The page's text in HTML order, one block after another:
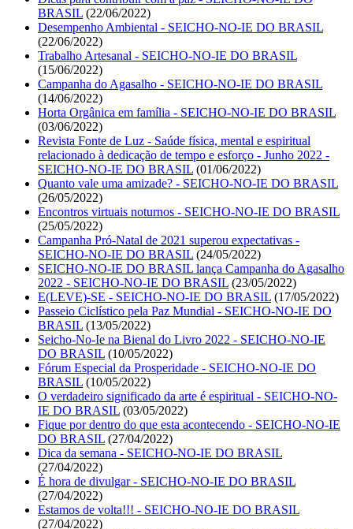
BRASIL (22/06/2022)
Desempenho Ambiental - SEICHO-NO-IE DO BRASIL
(22/06/2022)
Trabalho Artesanal - SEICHO-NO-IE DO BRASIL
(15/06/2022)
Campanha do Agasalho - SEICHO-NO-IE DO BRASIL
(14/06/2022)
Horta Orgânica em família - SEICHO-NO-IE DO BRASIL
(03/06/2022)
Revista Fonte de Luz - Saúde física, mental e espiritual
relacionado à dedicação de tempo e esforço - Junho 2022 -
SEICHO-NO-IE DO BRASIL (01/06/2022)
Quanto vale uma amizade? - SEICHO-NO-IE DO BRASIL
(26/05/2022)
Encontros virtuais noturnos - SEICHO-NO-IE DO BRASIL
(25/05/2022)
Campanha Pró-Natal de 2021 superou expectativas -
SEICHO-NO-IE DO BRASIL (24/05/2022)
SEICHO-NO-IE DO BRASIL lança Campanha do Agasalho
2022 - SEICHO-NO-IE DO BRASIL (23/05/2022)
E(LEVE)-SE - SEICHO-NO-IE DO BRASIL (17/05/2022)
Passeio Ciclístico pela Paz Mundial - SEICHO-NO-IE DO
BRASIL (13/05/2022)
Seicho-No-Ie na Bienal do Livro 2022 - SEICHO-NO-IE
DO BRASIL (10/05/2022)
Fórum Especial da Prosperidade - SEICHO-NO-IE DO
BRASIL (10/05/2022)
O verdadeiro significado da arte é espiritual - SEICHO-NO-
IE DO BRASIL (03/05/2022)
Fique por dentro do que esta acontecendo - SEICHO-NO-IE
DO BRASIL (27/04/2022)
Dica da semana - SEICHO-NO-IE DO BRASIL
(27/04/2022)
É hora de divulgar - SEICHO-NO-IE DO BRASIL
(27/04/2022)
Estamos de volta!!! - SEICHO-NO-IE DO BRASIL
(27/04/2022)